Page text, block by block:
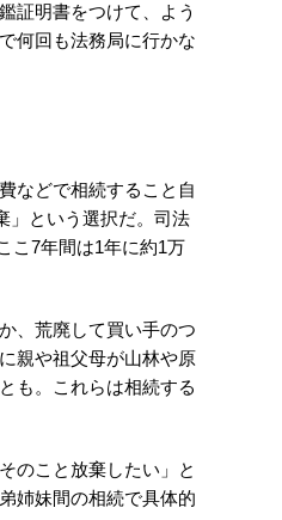
証明書をつけて、よう
何回も法務局に行かな
などで相続すること自
」という選択だ。司法
こ7年間は1年に約1万
、荒廃して買い手のつ
親や祖父母が山林や原
も。これらは相続する
のこと放棄したい」と
姉妹間の相続で具体的